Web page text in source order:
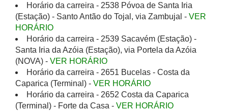
Horário da carreira - 2538 Póvoa de Santa Iria
(Estação) - Santo Antão do Tojal, via Zambujal - VER
HORÁRIO
Horário da carreira - 2539 Sacavém (Estação) -
Santa Iria da Azóia (Estação), via Portela da Azóia
(NOVA) - VER HORÁRIO
Horário da carreira - 2651 Bucelas - Costa da
Caparica (Terminal) - VER HORÁRIO
Horário da carreira - 2652 Costa da Caparica
(Terminal) - Forte da Casa - VER HORÁRIO